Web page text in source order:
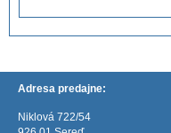
Adresa predajne:
Niklová 722/54